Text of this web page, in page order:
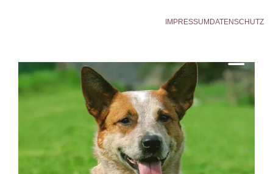
IMPRESSUM DATENSCHUTZ